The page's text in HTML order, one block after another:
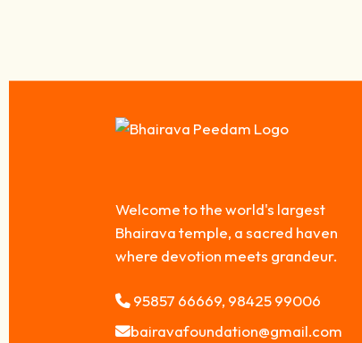
Welcome to the world's largest
Bhairava temple, a sacred haven
where devotion meets grandeur.
95857 66669, 98425 99006
bairavafoundation@gmail.com